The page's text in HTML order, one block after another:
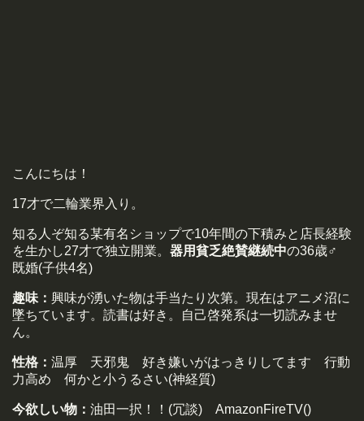
こんにちは！
17才で二輪業界入り。
知る人ぞ知る某有名ショップで10年間の下積みと店長経験
を生かし27才で独立開業。 器用貧乏絶賛継続中の36歳♂
既婚(子供4名)
趣味： 興味が湧いた物は手当たり次第。現在はアニメ沼に
墜ちています。読書は好き。自己啓発系は一切読みませ
ん。
性格： 温厚 天邪鬼 好き嫌いがはっきりしてます 行動
力高め 何かと小うるさい(神経質)
今欲しい物： 油田一択！！(冗談) AmazonFireTV()